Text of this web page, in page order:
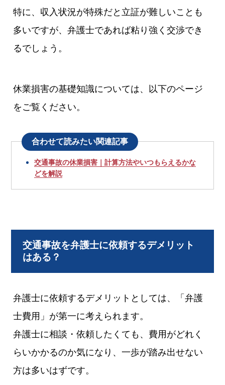
特に、収入状況が特殊だと立証が難しいことも
多いですが、弁護士であれば粘り強く交渉でき
るでしょう。
休業損害の基礎知識については、以下のページ
をご覧ください。
合わせて読みたい関連記事
交通事故の休業損害｜計算方法やいつもらえるかな
どを解説
交通事故を弁護士に依頼するデメリット
はある？
弁護士に依頼するデメリットとしては、「弁護
士費用」が第一に考えられます。
弁護士に相談・依頼したくても、費用がどれく
らいかかるのか気になり、一歩が踏み出せない
方は多いはずです。